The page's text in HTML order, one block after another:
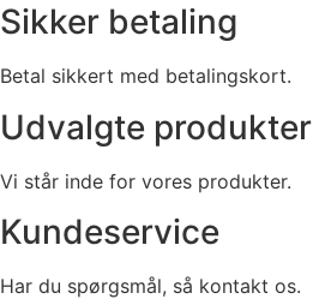
Sikker betaling
Betal sikkert med betalingskort.
Udvalgte produkter
Vi står inde for vores produkter.
Kundeservice
Har du spørgsmål, så kontakt os.